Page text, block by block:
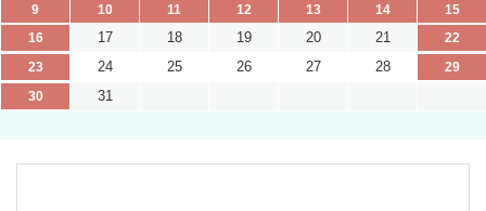
9
10 11 12 13 14
15
16
17 18 19 20 21
22
23
24 25 26 27 28
29
30
31